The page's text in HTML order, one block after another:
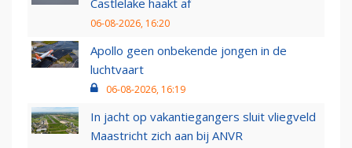
Castlelake haakt af
06-08-2026, 16:20
Apollo geen onbekende jongen in de
luchtvaart
06-08-2026, 16:19
In jacht op vakantiegangers sluit vliegveld
Maastricht zich aan bij ANVR